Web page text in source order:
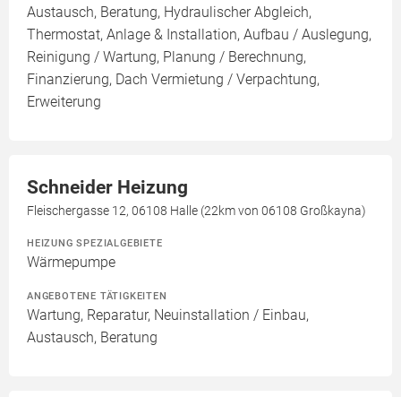
Austausch, Beratung, Hydraulischer Abgleich,
Thermostat, Anlage & Installation, Aufbau / Auslegung,
Reinigung / Wartung, Planung / Berechnung,
Finanzierung, Dach Vermietung / Verpachtung,
Erweiterung
Schneider Heizung
Fleischergasse 12, 06108 Halle (22km von 06108 Großkayna)
HEIZUNG SPEZIALGEBIETE
Wärmepumpe
ANGEBOTENE TÄTIGKEITEN
Wartung, Reparatur, Neuinstallation / Einbau,
Austausch, Beratung